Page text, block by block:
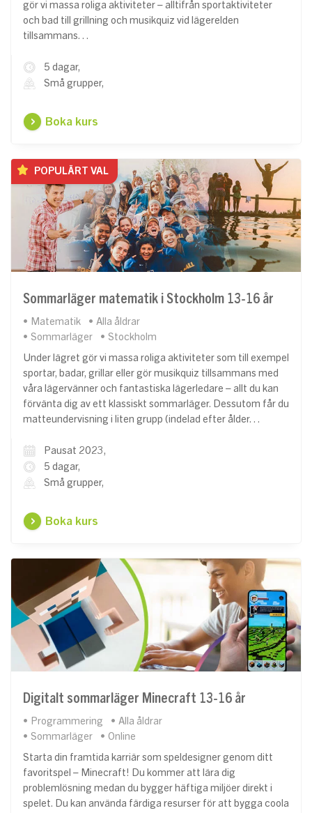
gör vi massa roliga aktiviteter – alltifrån sportaktiviteter
och bad till grillning och musikquiz vid lägerelden
tillsammans…
5 dagar,
Små grupper,
Boka kurs
POPULÄRT VAL
Sommarläger matematik i Stockholm 13-16 år
Matematik
Alla åldrar
Sommarläger
Stockholm
Under lägret gör vi massa roliga aktiviteter som till exempel
sportar, badar, grillar eller gör musikquiz tillsammans med
våra lägervänner och fantastiska lägerledare – allt du kan
förvänta dig av ett klassiskt sommarläger. Dessutom får du
matteundervisning i liten grupp (indelad efter ålder…
Pausat 2023,
5 dagar,
Små grupper,
Boka kurs
Digitalt sommarläger Minecraft 13-16 år
Programmering
Alla åldrar
Sommarläger
Online
Starta din framtida karriär som speldesigner genom ditt
favoritspel – Minecraft! Du kommer att lära dig
problemlösning medan du bygger häftiga miljöer direkt i
spelet. Du kan använda färdiga resurser för att bygga coola